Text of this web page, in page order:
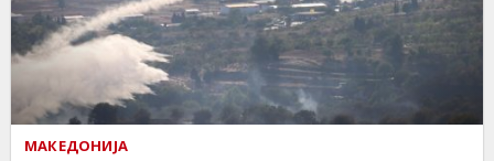
МАКЕДОНИЈА